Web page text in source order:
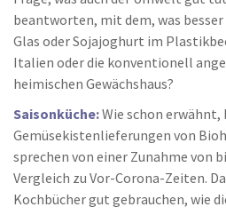
beantworten, mit dem, was
Glas oder Sojajoghurt im
Italien oder die konventionell
heimischen Gewächshaus?
Saisonküche:Wie schon
Gemüsekistenlieferungen von
sprechen von einer Zunahme von
Vergleich zu Vor-Corona-Zeiten.
Kochbücher gut gebrauchen, wie